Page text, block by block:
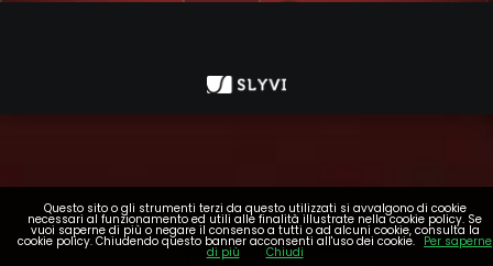
Questo sito o gli strumenti terzi da questo utilizzati si avvalgono di cookie
necessari al funzionamento ed utili alle finalità illustrate nella cookie policy. Se
vuoi saperne di più o negare il consenso a tutti o ad alcuni cookie, consulta la
cookie policy. Chiudendo questo banner acconsenti all'uso dei cookie. Per saperne
di più Chiudi